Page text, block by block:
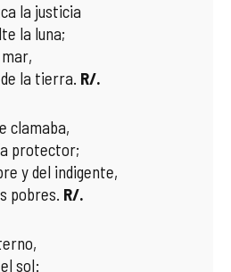
la justicia
la luna;
la tierra. R/.
clamaba,
protector;
y del indigente,
pobres. R/.
sol: